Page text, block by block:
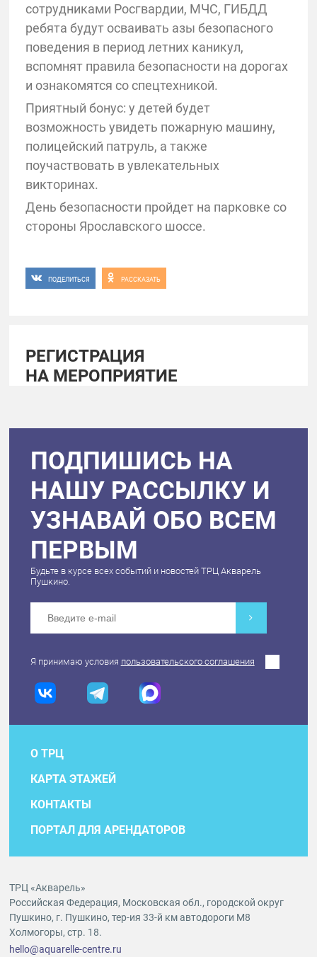
сотрудниками Росгвардии, МЧС, ГИБДД
ребята будут осваивать азы безопасного
поведения в период летних каникул,
вспомнят правила безопасности на дорогах
и ознакомятся со спецтехникой.
Приятный бонус: у детей будет
возможность увидеть пожарную машину,
полицейский патруль, а также
поучаствовать в увлекательных
викторинах.
День безопасности пройдет на парковке со
стороны Ярославского шоссе.
ПОДЕЛИТЬСЯ РАССКАЗАТЬ
РЕГИСТРАЦИЯ
НА МЕРОПРИЯТИЕ
ПОДПИШИСЬ НА
НАШУ РАССЫЛКУ И
УЗНАВАЙ ОБО ВСЕМ
ПЕРВЫМ
Будьте в курсе всех событий и новостей ТРЦ Акварель
Пушкино.
Я принимаю условия пользовательского соглашения
О ТРЦ
КАРТА ЭТАЖЕЙ
КОНТАКТЫ
ПОРТАЛ ДЛЯ АРЕНДАТОРОВ
ТРЦ «Акварель»
Российская Федерация, Московская обл., городской округ
Пушкино, г. Пушкино, тер-ия 33-й км автодороги М8
Холмогоры, стр. 18.
hello@aquarelle-centre.ru